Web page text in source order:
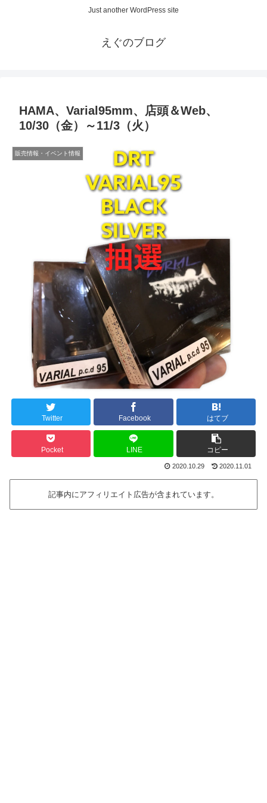
Just another WordPress site
えぐのブログ
HAMA、Varial95mm、店頭＆Web、
10/30（金）～11/3（火）
販売情報・イベント情報
Twitter Facebook はてブ
Pocket LINE コピー
2020.10.29 2020.11.01
記事内にアフィリエイト広告が含まれています。